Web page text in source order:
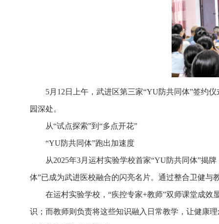
5月12日上午，武进区第三家“YU防共同体”签约
园深处。
从“试点探索”到“多点开花”
“YU防共同体”跑出加速度
从2025年3月运村实验学校首家“YU防共同体”揭
体”已成为武进医校融合的闪亮名片。通过整合卫健
在运村实验学校，“疾控专家+教师”双师课堂成
识；而教师则负责将这些知识融入日常教学，让健康